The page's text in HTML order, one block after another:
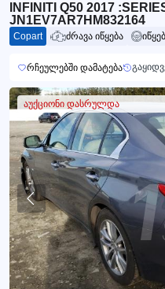
INFINITI Q50 2017
JN1EV7AR7HM832164
Copart ძრავა იწყება
რჩეულებში დამატება
აუქციონი დასრულდა